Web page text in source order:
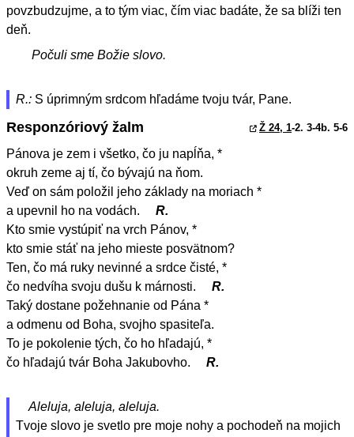
povzbudzujme, a to tým viac, čím viac badáte, že sa blíži ten
deň.
Počuli sme Božie slovo.
R.: S úprimným srdcom hľadáme tvoju tvár, Pane.
Responzóriový žalm Ž 24, 1-2. 3-4b. 5-6
Pánova je zem i všetko, čo ju napĺňa, *
okruh zeme aj tí, čo bývajú na ňom.
Veď on sám položil jeho základy na moriach *
a upevnil ho na vodách.
R.
Kto smie vystúpiť na vrch Pánov, *
kto smie stáť na jeho mieste posvätnom?
Ten, čo má ruky nevinné a srdce čisté, *
čo nedvíha svoju dušu k márnosti.
R.
Taký dostane požehnanie od Pána *
a odmenu od Boha, svojho spasiteľa.
To je pokolenie tých, čo ho hľadajú, *
čo hľadajú tvár Boha Jakubovho.
R.
Aleluja, aleluja, aleluja.
Tvoje slovo je svetlo pre moje nohy a pochodeň na mojich